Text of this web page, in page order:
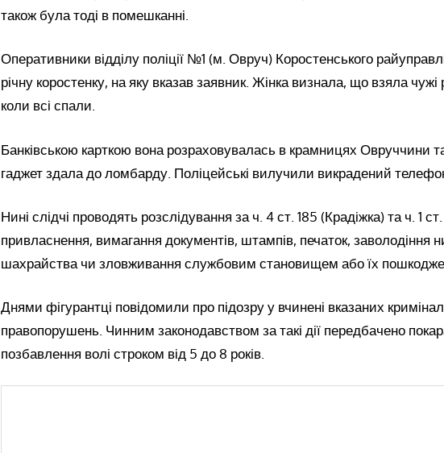
також була тоді в помешканні.
Оперативники відділу поліції №1 (м. Овруч) Коростенського
річну коростенку, на яку вказав заявник. Жінка визнала, що взяла чужі
коли всі спали.
Банківською карткою вона розраховувалась в крамницях Овруччини
гаджет здала до ломбарду. Поліцейські вилучили викрадений
Нині слідчі проводять розслідування за ч. 4 ст. 185 (Крадіжка) та ч. 1
привласнення, вимагання документів, штампів, печаток,
шахрайства чи зловживання службовим становищем або їх
Днями фігурантці повідомили про підозру у вчинені вказаних
правопорушень. Чинним законодавством за такі дії передбачено
позбавлення волі строком від 5 до 8 років.